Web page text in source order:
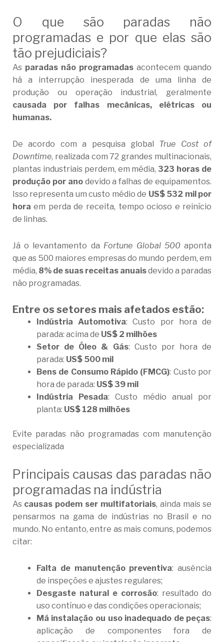
O que são paradas não
programadas e por que elas são
tão prejudiciais?
As paradas não programadas acontecem quando
há a interrupção inesperada de uma linha de
produção ou operação industrial, geralmente
causada por falhas mecânicas, elétricas ou
humanas.
De acordo com a pesquisa global True Cost of
Downtime, realizada com 72 grandes multinacionais,
plantas industriais perdem, em média, 323 horas de
produção por anodevido a falhas de equipamentos.
Isso representa um custo médio de US$ 532 mil por
hora em perda de receita, tempo ocioso e reinício
de linhas.
Já o levantamento da Fortune Global 500 aponta
que as 500 maiores empresas do mundo perdem, em
média, 8% de suas receitas anuaisdevido a paradas
não programadas.
Entre os setores mais afetados estão:
Indústria Automotiva: Custo por hora de
parada: acima de US$ 2 milhões
Setor de Óleo & Gás: Custo por hora de
parada: US$ 500 mil
Bens de Consumo Rápido (FMCG): Custo por
hora de parada: US$ 39 mil
Indústria Pesada: Custo médio anual por
planta: US$ 128 milhões
Evite paradas não programadas com manutenção
especializada
Principais causas das paradas não
programadas na indústria
As causas podem ser multifatoriais, ainda mais se
pensarmos na gama de indústrias no Brasil e no
mundo. No entanto, entre as mais comuns, podemos
citar:
Falta de manutenção preventiva: ausência
de inspeções e ajustes regulares;
Desgaste natural e corrosão: resultado do
uso contínuo e das condições operacionais;
Má instalação ou uso inadequado de peças:
aplicação de componentes fora de